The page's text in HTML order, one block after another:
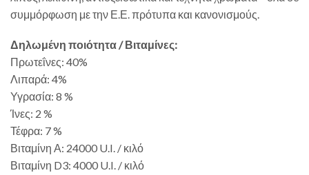
συμμόρφωση με την Ε.Ε. πρότυπα και κανονισμούς.
Δηλωμένη ποιότητα / Βιταμίνες:
Πρωτεΐνες: 40%
Λιπαρά: 4%
Υγρασία: 8 %
Ίνες: 2 %
Τέφρα: 7 %
Βιταμίνη Α: 24000 U.I. / κιλό
Βιταμίνη D3: 4000 U.I. / κιλό